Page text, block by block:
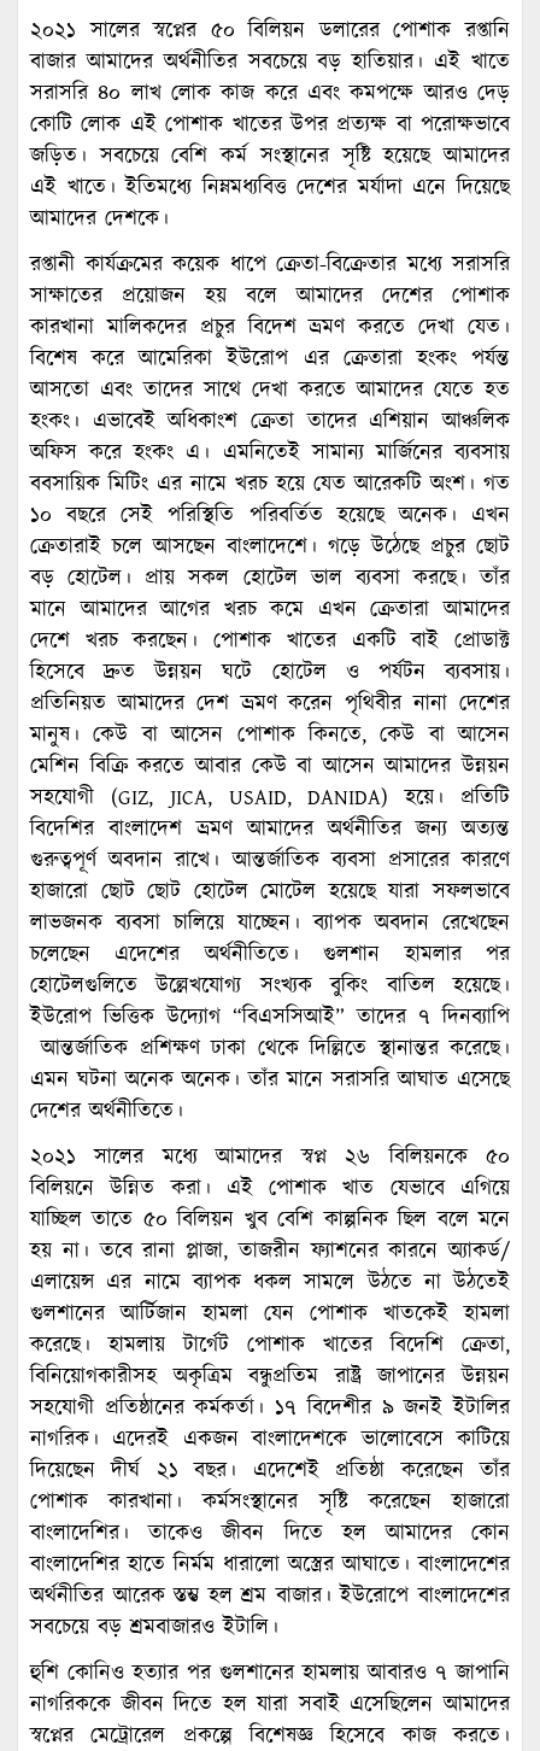
২০২১ সালের স্বপ্নের ৫০ বিলিয়ন ডলারের পোশাক রপ্তানি
বাজার আমাদের অর্থনীতির সবচেয়ে বড় হাতিয়ার। এই খাতে
সরাসরি ৪০ লাখ লোক কাজ করে এবং কমপক্ষে আরও দেড়
কোটি লোক এই পোশাক খাতের উপর প্রত্যক্ষ বা পরোক্ষভাবে
জড়িত। সবচেয়ে বেশি কর্ম সংস্থানের সৃষ্টি হয়েছে আমাদের
এই খাতে। ইতিমধ্যে নিম্নমধ্যবিত্ত দেশের মর্যাদা এনে দিয়েছে
আমাদের দেশকে।
রপ্তানী কার্যক্রমের কয়েক ধাপে ক্রেতা-বিক্রেতার মধ্যে সরাসরি
সাক্ষাতের প্রয়োজন হয় বলে আমাদের দেশের পোশাক
কারখানা মালিকদের প্রচুর বিদেশ ভ্রমণ করতে দেখা যেত।
বিশেষ করে আমেরিকা ইউরোপ এর ক্রেতারা হংকং পর্যন্ত
আসতো এবং তাদের সাথে দেখা করতে আমাদের যেতে হত
হংকং। এভাবেই অধিকাংশ ক্রেতা তাদের এশিয়ান আঞ্চলিক
অফিস করে হংকং এ। এমনিতেই সামান্য মার্জিনের ব্যবসায়
ববসায়িক মিটিং এর নামে খরচ হয়ে যেত আরেকটি অংশ। গত
১০ বছরে সেই পরিস্থিতি পরিবর্তিত হয়েছে অনেক। এখন
ক্রেতারাই চলে আসছেন বাংলাদেশে। গড়ে উঠেছে প্রচুর ছোট
বড় হোটেল। প্রায় সকল হোটেল ভাল ব্যবসা করছে। তাঁর
মানে আমাদের আগের খরচ কমে এখন ক্রেতারা আমাদের
দেশে খরচ করছেন। পোশাক খাতের একটি বাই প্রোডাক্ট
হিসেবে দ্রুত উন্নয়ন ঘটে হোটেল ও পর্যটন ব্যবসায়।
প্রতিনিয়ত আমাদের দেশ ভ্রমণ করেন পৃথিবীর নানা দেশের
মানুষ। কেউ বা আসেন পোশাক কিনতে, কেউ বা আসেন
মেশিন বিক্রি করতে আবার কেউ বা আসেন আমাদের উন্নয়ন
সহযোগী (GIZ, JICA, USAID, DANIDA) হয়ে। প্রতিটি
বিদেশির বাংলাদেশ ভ্রমণ আমাদের অর্থনীতির জন্য অত্যন্ত
গুরুত্বপূর্ণ অবদান রাখে। আন্তর্জাতিক ব্যবসা প্রসারের কারণে
হাজারো ছোট ছোট হোটেল মোটেল হয়েছে যারা সফলভাবে
লাভজনক ব্যবসা চালিয়ে যাচ্ছেন। ব্যাপক অবদান রেখেছেন
চলেছেন এদেশের অর্থনীতিতে। গুলশান হামলার পর
হোটেলগুলিতে উল্লেখযোগ্য সংখ্যক বুকিং বাতিল হয়েছে।
ইউরোপ ভিত্তিক উদ্যোগ “বিএসসিআই” তাদের ৭ দিনব্যাপি
আন্তর্জাতিক প্রশিক্ষণ ঢাকা থেকে দিল্লিতে স্থানান্তর করেছে।
এমন ঘটনা অনেক অনেক। তাঁর মানে সরাসরি আঘাত এসেছে
দেশের অর্থনীতিতে।
২০২১ সালের মধ্যে আমাদের স্বপ্ন ২৬ বিলিয়নকে ৫০
বিলিয়নে উন্নিত করা। এই পোশাক খাত যেভাবে এগিয়ে
যাচ্ছিল তাতে ৫০ বিলিয়ন খুব বেশি কাল্পনিক ছিল বলে মনে
হয় না। তবে রানা প্লাজা, তাজরীন ফ্যাশনের কারনে অ্যাকর্ড/
এলায়েন্স এর নামে ব্যাপক ধকল সামলে উঠতে না উঠতেই
গুলশানের আর্টিজান হামলা যেন পোশাক খাতকেই হামলা
করেছে। হামলায় টার্গেট পোশাক খাতের বিদেশি ক্রেতা,
বিনিয়োগকারীসহ অকৃত্রিম বন্ধুপ্রতিম রাষ্ট্র জাপানের উন্নয়ন
সহযোগী প্রতিষ্ঠানের কর্মকর্তা। ১৭ বিদেশীর ৯ জনই ইটালির
নাগরিক। এদেরই একজন বাংলাদেশকে ভালোবেসে কাটিয়ে
দিয়েছেন দীর্ঘ ২১ বছর। এদেশেই প্রতিষ্ঠা করেছেন তাঁর
পোশাক কারখানা। কর্মসংস্থানের সৃষ্টি করেছেন হাজারো
বাংলাদেশির। তাকেও জীবন দিতে হল আমাদের কোন
বাংলাদেশির হাতে নির্মম ধারালো অস্ত্রের আঘাতে। বাংলাদেশের
অর্থনীতির আরেক স্তম্ভ হল শ্রম বাজার। ইউরোপে বাংলাদেশের
সবচেয়ে বড় শ্রমবাজারও ইটালি।
হুশি কোনিও হত্যার পর গুলশানের হামলায় আবারও ৭ জাপানি
নাগরিককে জীবন দিতে হল যারা সবাই এসেছিলেন আমাদের
স্বপ্নের মেট্রোরেল প্রকল্পে বিশেষজ্ঞ হিসেবে কাজ করতে।